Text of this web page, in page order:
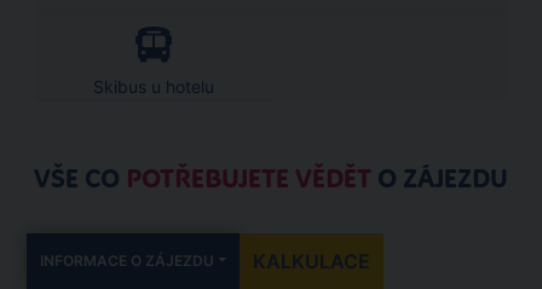
Skibus u hotelu
VŠE CO POTŘEBUJETE VĚDĚT O ZÁJEZDU
INFORMACE O ZÁJEZDU KALKULACE